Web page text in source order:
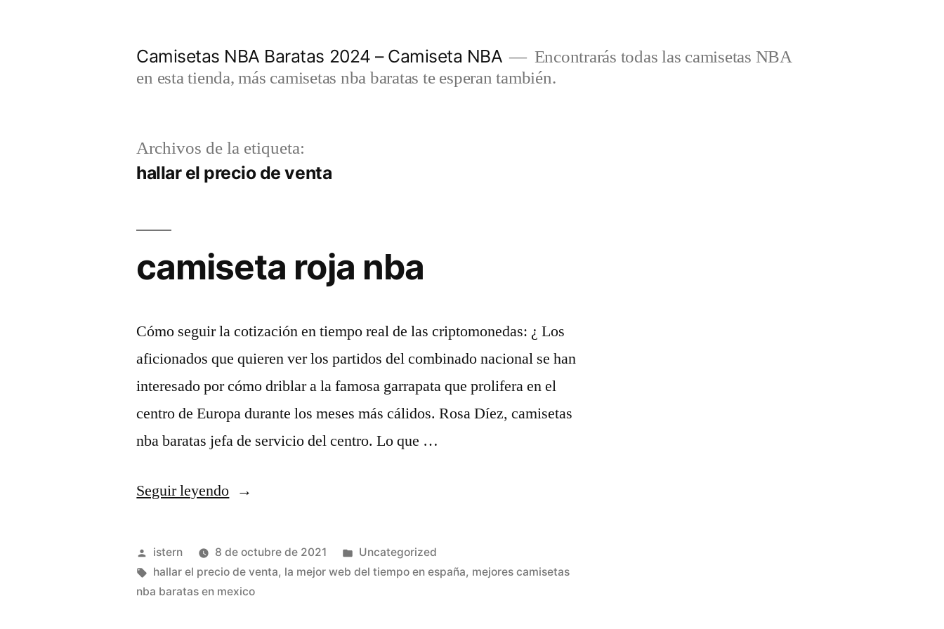
Camisetas NBA Baratas 2024 – Camiseta NBA
Encontrarás todas las camisetas NBA
en esta tienda, más camisetas nba baratas te esperan también.
Archivos de la etiqueta:
hallar el precio de venta
camiseta roja nba
Cómo seguir la cotización en tiempo real de las criptomonedas: ¿ Los
aficionados que quieren ver los partidos del combinado nacional se han
interesado por cómo driblar a la famosa garrapata que prolifera en el
centro de Europa durante los meses más cálidos. Rosa Díez, camisetas
nba baratas jefa de servicio del centro. Lo que …
Seguir leyendo«camiseta
nba»
Publicado
por
istern 8 de octubre de 2021
Publicado
en
Uncategorized
Etiquetas:
hallar el precio de venta, la mejor web del tiempo en españa, mejores camisetas
nba baratas en mexico